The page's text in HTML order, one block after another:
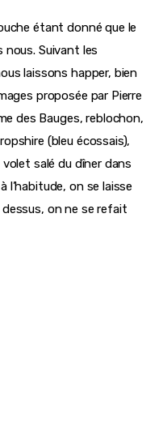
étant donné que le
Suivant les
laissons happer, bien
proposée par Pierre
des Bauges, reblochon,
(bleu écossais),
salé du dîner dans
l’habitude, on se laisse
on ne se refait